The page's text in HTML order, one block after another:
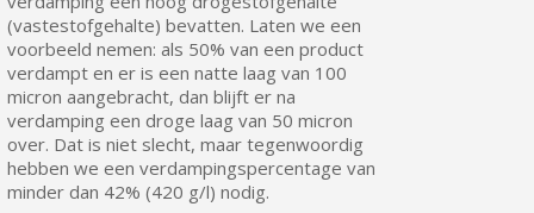
Je online offerte in minder dan 1 minuut
Deel je creaties en ontvang shopping vouchers
Verzamel loyaliteitspunten bij elke bestelling
Retourneer producten binnen 14 dagen
5€ korting op de eerste bestelling
10€ shopping voucher voor elke verwijzing
(vastestofgehalte) bevatten. Laten we een
voorbeeld nemen: als 50% van een product
verdampt en er is een natte laag van 100
micron aangebracht, dan blijft er na
verdamping een droge laag van 50 micron
over. Dat is niet slecht, maar tegenwoordig
hebben we een verdampingspercentage van
minder dan 42% (420 g/l) nodig.